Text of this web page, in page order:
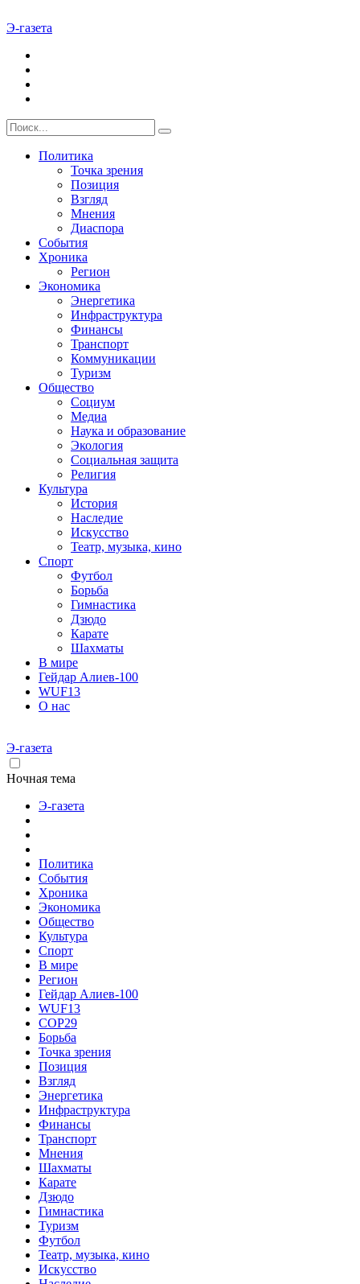
Э-газета
Политика
Точка зрения
Позиция
Взгляд
Мнения
Диаспора
События
Хроника
Регион
Экономика
Энергетика
Инфраструктура
Финансы
Транспорт
Коммуникации
Туризм
Общество
Социум
Медиа
Наука и образование
Экология
Социальная защита
Религия
Культура
История
Наследие
Искусство
Театр, музыка, кино
Спорт
Футбол
Борьба
Гимнастика
Дзюдо
Карате
Шахматы
В мире
Гейдар Алиев-100
WUF13
О нас
Э-газета
Ночная тема
Э-газета
Политика
События
Хроника
Экономика
Общество
Культура
Спорт
В мире
Регион
Гейдар Алиев-100
WUF13
COP29
Борьба
Точка зрения
Позиция
Взгляд
Энергетика
Инфраструктура
Финансы
Транспорт
Мнения
Шахматы
Карате
Дзюдо
Гимнастика
Туризм
Футбол
Театр, музыка, кино
Искусство